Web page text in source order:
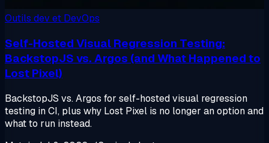
Outils dev et DevOps
Self-Hosted Visual Regression Testing:
BackstopJS vs. Argos (and What Happened to
Lost Pixel)
BackstopJS vs. Argos for self-hosted visual regression
testing in CI, plus why Lost Pixel is no longer an option and
what to run instead.